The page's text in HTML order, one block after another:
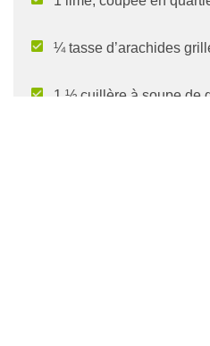
¼ tasse d’arachides
1 ½ cuillère à soupe de